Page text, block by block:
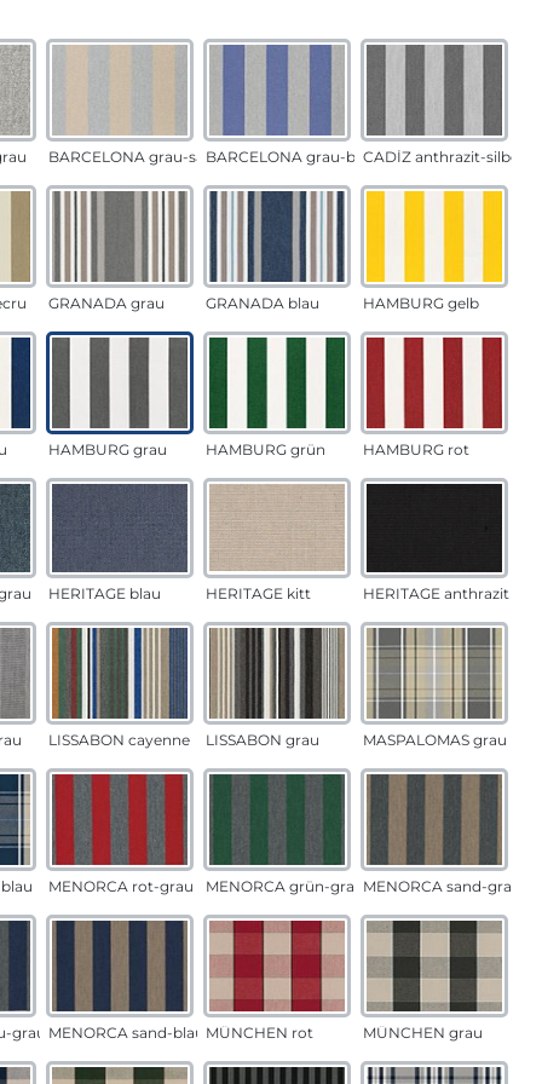
BARCELONA grau-sandBARCELONA grau-blauCADÍZ anthrazit-silber
GRANADA grau GRANADA blau HAMBURG gelb
HAMBURG grau HAMBURG grün HAMBURG rot
HERITAGE blau HERITAGE kitt HERITAGE anthrazit
LISSABON cayenne LISSABON grau MASPALOMAS grau
MENORCA rot-grau MENORCA grün-grau MENORCA sand-grau
grau MENORCA sand-blau MÜNCHEN rot MÜNCHEN grau